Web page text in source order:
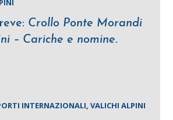
Crollo Ponte Morandi
– Cariche e nomine.
INTERNAZIONALI,VALICHI ALPINI